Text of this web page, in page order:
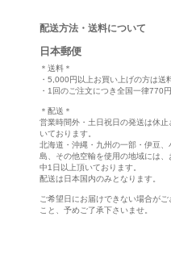
配送方法・送料について
日本郵便
＊送料＊
・5,000円以上お買い上げの方は送
・1回のご注文につき全国一律770
＊配送＊
営業時間外・土日祝日の発送は休止
いております。
北海道・沖縄・九州の一部・伊豆、
島、その他空輸を使用の地域には、
中1日以上頂いております。
配送は日本国内のみとなります。
ご希望日にお届けできない場合がご
こと、予めご了承下さいませ。